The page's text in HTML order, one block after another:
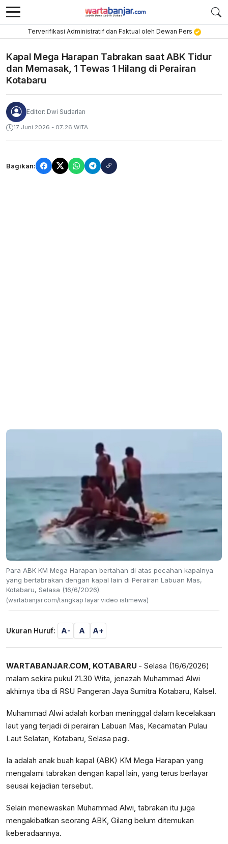
Terverifikasi Administratif dan Faktual oleh Dewan Pers
Kapal Mega Harapan Tabrakan saat ABK Tidur
dan Memasak, 1 Tewas 1 Hilang di Perairan
Kotabaru
Editor: Dwi Sudarlan
17 Juni 2026 - 07:26 WITA
Bagikan:
Para ABK KM Mega Harapan bertahan di atas pecahan kapalnya
yang bertabrakan dengan kapal lain di Perairan Labuan Mas,
Kotabaru, Selasa (16/6/2026).
(wartabanjar.com/tangkap layar video istimewa)
Ukuran Huruf: A- A A+
WARTABANJAR.COM, KOTABARU - Selasa (16/6/2026)
malam sekira pukul 21.30 Wita, jenazah Muhammad Alwi
akhirnya tiba di RSU Pangeran Jaya Sumitra Kotabaru, Kalsel.
Muhammad Alwi adalah korban meninggal dalam kecelakaan
laut yang terjadi di perairan Labuan Mas, Kecamatan Pulau
Laut Selatan, Kotabaru, Selasa pagi.
Ia adalah anak buah kapal (ABK) KM Mega Harapan yang
mengalami tabrakan dengan kapal lain, yang terus berlayar
seusai kejadian tersebut.
Selain menewaskan Muhammad Alwi, tabrakan itu juga
mengakibatkan seorang ABK, Gilang belum ditemukan
keberadaannya.